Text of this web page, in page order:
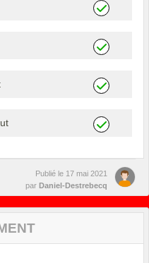
Publié le 17 mai 2021
par Daniel-Destrebecq